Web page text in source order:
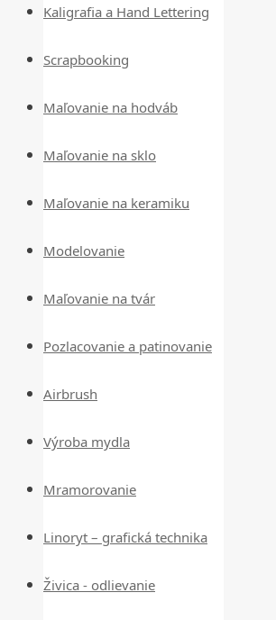
Kaligrafia a Hand Lettering
Scrapbooking
Maľovanie na hodváb
Maľovanie na sklo
Maľovanie na keramiku
Modelovanie
Maľovanie na tvár
Pozlacovanie a patinovanie
Airbrush
Výroba mydla
Mramorovanie
Linoryt – grafická technika
Živica - odlievanie